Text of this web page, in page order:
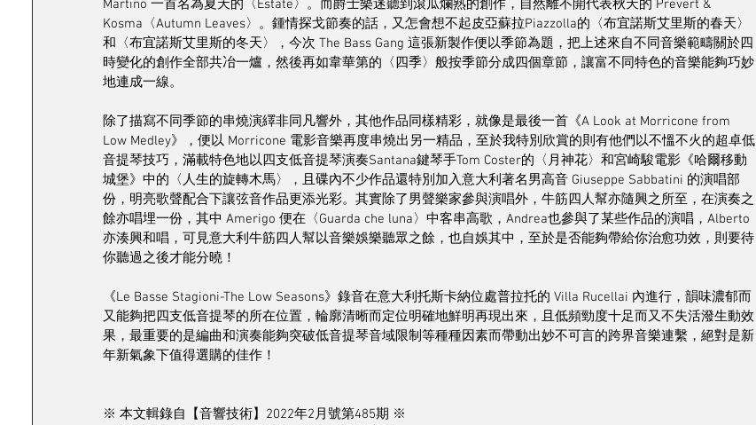
Martino 一首名為夏天的〈Estate〉。而爵士樂迷聽到滾瓜爛熟的創作，自然離不開代表秋天的 Prevert &
Kosma〈Autumn Leaves〉。鍾情探戈節奏的話，又怎會想不起皮亞蘇拉Piazzolla的〈布宜諾斯艾里斯的春天〉
和〈布宜諾斯艾里斯的冬天〉，今次 The Bass Gang 這張新製作便以季節為題，把上述來自不同音樂範疇關於四
時變化的創作全部共冶一爐，然後再如韋華第的〈四季〉般按季節分成四個章節，讓富不同特色的音樂能夠巧妙
地連成一線。
除了描寫不同季節的串燒演繹非同凡響外，其他作品同樣精彩，就像是最後一首《A Look at Morricone from
Low Medley》，便以 Morricone 電影音樂再度串燒出另一精品，至於我特別欣賞的則有他們以不慍不火的超卓低
音提琴技巧，滿載特色地以四支低音提琴演奏Santana鍵琴手Tom Coster的〈月神花〉和宮崎駿電影《哈爾移動
城堡》中的〈人生的旋轉木馬〉，且碟內不少作品還特別加入意大利著名男高音 Giuseppe Sabbatini 的演唱部
份，明亮歌聲配合下讓弦音作品更添光彩。其實除了男聲樂家參與演唱外，牛筋四人幫亦隨興之所至，在演奏之
餘亦唱埋一份，其中 Amerigo 便在〈Guarda che luna〉中客串高歌，Andrea也參與了某些作品的演唱，Alberto
亦湊興和唱，可見意大利牛筋四人幫以音樂娛樂聽眾之餘，也自娛其中，至於是否能夠帶給你治愈功效，則要待
你聽過之後才能分曉！
《Le Basse Stagioni-The Low Seasons》錄音在意大利托斯卡納位處普拉托的 Villa Rucellai 內進行，韻味濃郁而
又能夠把四支低音提琴的所在位置，輪廓清晰而定位明確地鮮明再現出來，且低頻勁度十足而又不失活潑生動效
果，最重要的是編曲和演奏能夠突破低音提琴音域限制等種種因素而帶動出妙不可言的跨界音樂連繫，絕對是新
年新氣象下值得選購的佳作！
※ 本文輯錄自【音響技術】2022年2月號第485期 ※